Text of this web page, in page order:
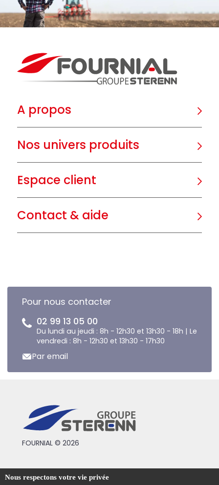
A propos
Nos univers produits
Espace client
Contact & aide
Pour nous contacter
02 99 13 05 00
Du lundi au jeudi : 8h - 12h30 et 13h30 - 18h | Le
vendredi : 8h - 12h30 et 13h30 - 17h30
Par email
FOURNIAL © 2026
Conditions générales de vente
Nous respectons votre vie privée